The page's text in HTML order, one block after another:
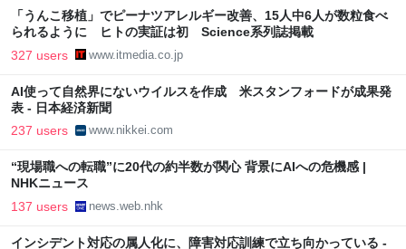
「うんこ移植」でピーナツアレルギー改善、15人中6人が数粒食べ
られるように ヒトの実証は初 Science系列誌掲載
327 users www.itmedia.co.jp
AI使って自然界にないウイルスを作成 米スタンフォードが成果発
表 - 日本経済新聞
237 users www.nikkei.com
“現場職への転職”に20代の約半数が関心 背景にAIへの危機感 |
NHKニュース
137 users news.web.nhk
インシデント対応の属人化に、障害対応訓練で立ち向かっている -